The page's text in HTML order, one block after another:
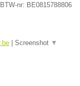
, BTW-nr: BE0815788806
Screenshot ▼